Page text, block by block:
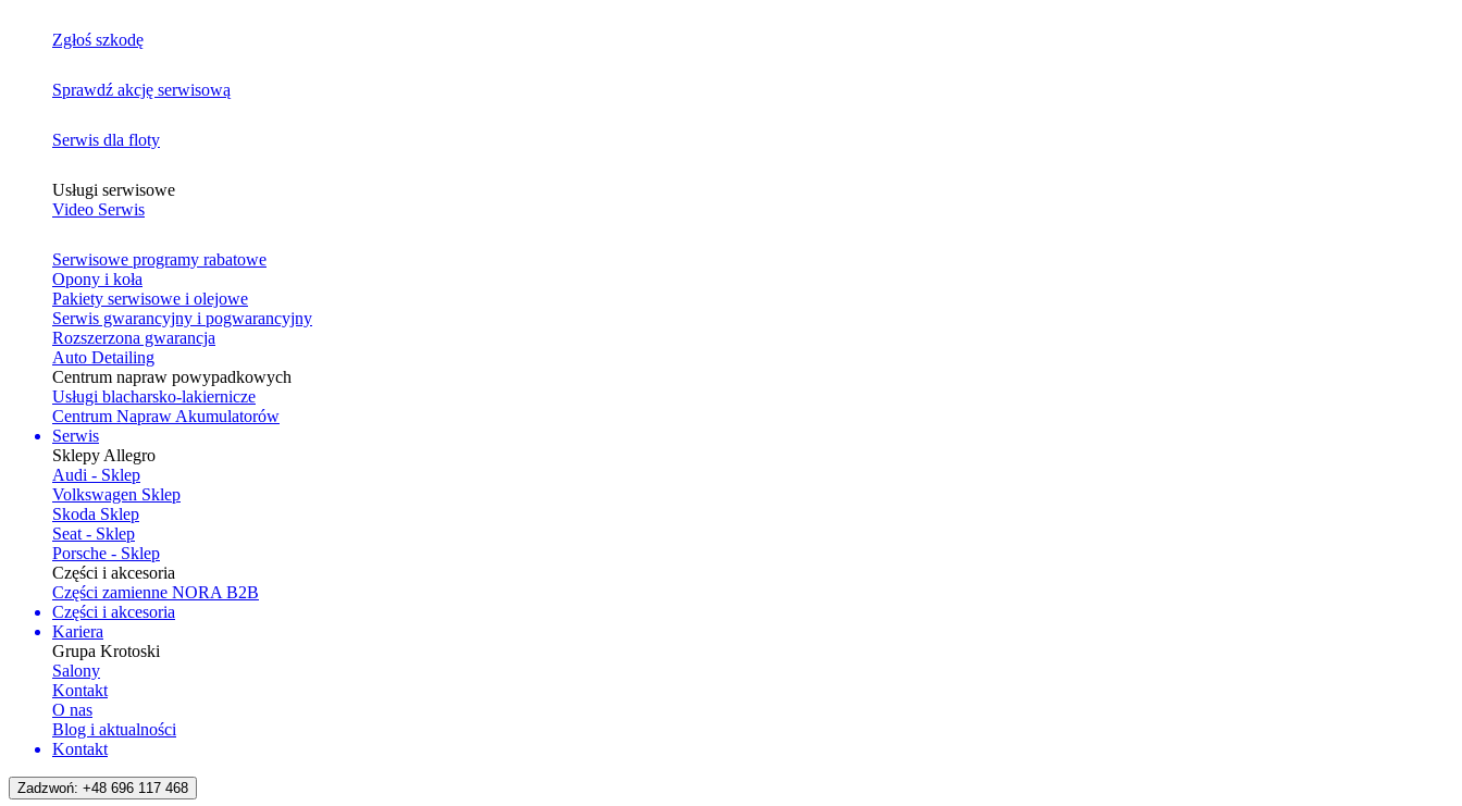
Zgłoś szkodę
Sprawdź akcję serwisową
Serwis dla floty
Usługi serwisowe
Video Serwis
Serwisowe programy rabatowe
Opony i koła
Pakiety serwisowe i olejowe
Serwis gwarancyjny i pogwarancyjny
Rozszerzona gwarancja
Auto Detailing
Centrum napraw powypadkowych
Usługi blacharsko-lakiernicze
Centrum Napraw Akumulatorów
Serwis
Sklepy Allegro
Audi - Sklep
Volkswagen Sklep
Skoda Sklep
Seat - Sklep
Porsche - Sklep
Części i akcesoria
Części zamienne NORA B2B
Części i akcesoria
Kariera
Grupa Krotoski
Salony
Kontakt
O nas
Blog i aktualności
Kontakt
Zadzwoń: +48 696 117 468